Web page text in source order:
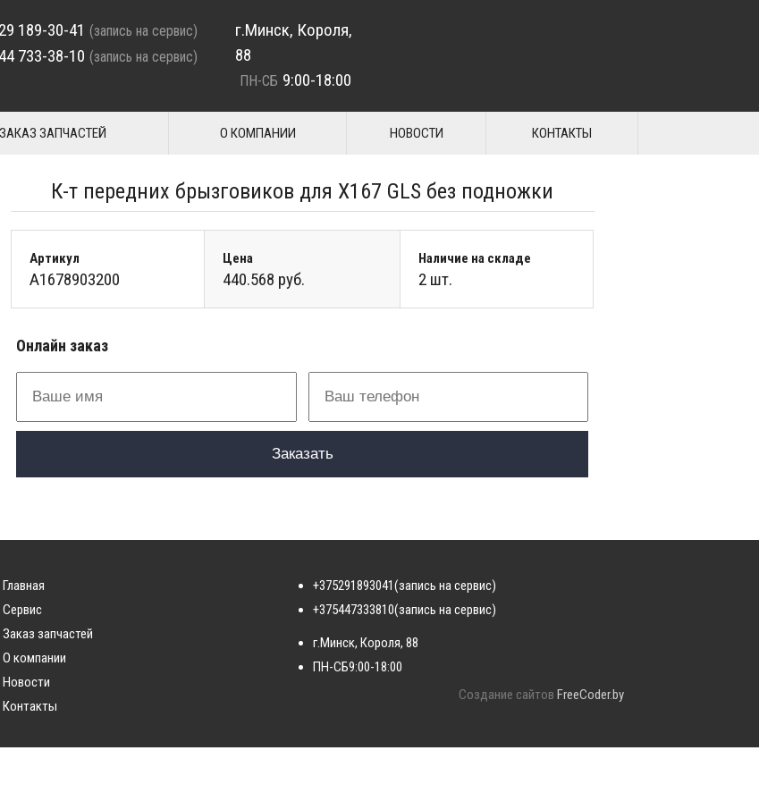
189-30-41 (запись на сервис)
733-38-10 (запись на сервис)
г.Минск, Короля,
88
ПН-СБ 9:00-18:00
ЗАКАЗ ЗАПЧАСТЕЙ О КОМПАНИИ НОВОСТИ КОНТАКТЫ
К-т передних брызговиков для X167 GLS без подножки
Артикул
A1678903200
Цена
440.568 руб.
Наличие на складе
2 шт.
Онлайн заказ
Главная
Сервис
Заказ запчастей
О компании
Новости
Контакты
+375291893041(запись на сервис)
+375447333810(запись на сервис)
г.Минск, Короля, 88
ПН-СБ9:00-18:00
Создание сайтов FreeCoder.by